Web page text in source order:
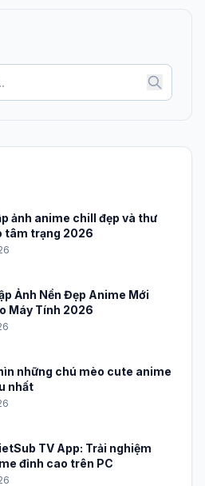
ảnh anime chill đẹp và thư
tâm trạng 2026
Ảnh Nền Đẹp Anime Mới
Máy Tính 2026
những chú mèo cute anime
nhất
TV App: Trải nghiệm
đỉnh cao trên PC